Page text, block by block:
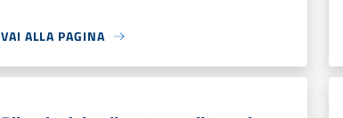
VAI ALLA PAGINA